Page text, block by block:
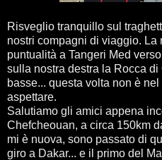
Risveglio tranquillo sul
nostri compagni di viaggio. La
puntualità a Tangeri Med
sulla nostra destra la Rocca
basse... questa volta non è
aspettare.
Salutiamo gli amici appena
Chefcheouan, a circa 150km
mi è nuova, sono passato di
giro a Dakar... e il primo del